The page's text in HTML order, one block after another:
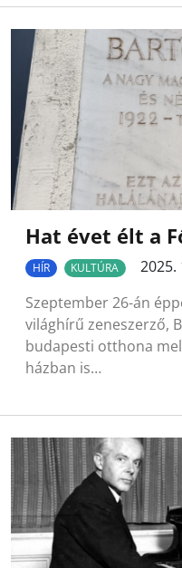
Hat évet élt a
HÍR KULTÚRA
2025.
Szeptember 26-án
világhírű zeneszerző,
budapesti otthona
házban is…